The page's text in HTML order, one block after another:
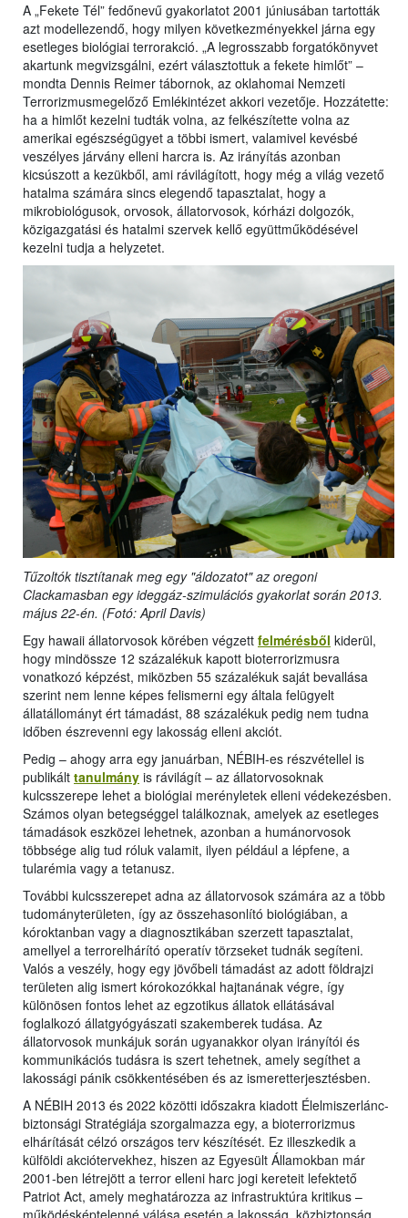
A „Fekete Tél” fedőnevű gyakorlatot 2001 júniusában tartották
azt modellezendő, hogy milyen következményekkel járna egy
esetleges biológiai terrorakció. „A legrosszabb forgatókönyvet
akartunk megvizsgálni, ezért választottuk a fekete himlőt” –
mondta Dennis Reimer tábornok, az oklahomai Nemzeti
Terrorizmusmegelőző Emlékintézet akkori vezetője. Hozzátette:
ha a himlőt kezelni tudták volna, az felkészítette volna az
amerikai egészségügyet a többi ismert, valamivel kevésbé
veszélyes járvány elleni harcra is. Az irányítás azonban
kicsúszott a kezükből, ami rávilágított, hogy még a világ vezető
hatalma számára sincs elegendő tapasztalat, hogy a
mikrobiológusok, orvosok, állatorvosok, kórházi dolgozók,
közigazgatási és hatalmi szervek kellő együttműködésével
kezelni tudja a helyzetet.
Tűzoltók tisztítanak meg egy "áldozatot" az oregoni
Clackamasban egy ideggáz-szimulációs gyakorlat során 2013.
május 22-én. (Fotó: April Davis)
Egy hawaii állatorvosok körében végzett felmérésből kiderül,
hogy mindössze 12 százalékuk kapott bioterrorizmusra
vonatkozó képzést, miközben 55 százalékuk saját bevallása
szerint nem lenne képes felismerni egy általa felügyelt
állatállományt ért támadást, 88 százalékuk pedig nem tudna
időben észrevenni egy lakosság elleni akciót.
Pedig – ahogy arra egy januárban, NÉBIH-es részvétellel is
publikált tanulmány is rávilágít – az állatorvosoknak
kulcsszerepe lehet a biológiai merényletek elleni védekezésben.
Számos olyan betegséggel találkoznak, amelyek az esetleges
támadások eszközei lehetnek, azonban a humánorvosok
többsége alig tud róluk valamit, ilyen például a lépfene, a
tularémia vagy a tetanusz.
További kulcsszerepet adna az állatorvosok számára az a több
tudományterületen, így az összehasonlító biológiában, a
kóroktanban vagy a diagnosztikában szerzett tapasztalat,
amellyel a terrorelhárító operatív törzseket tudnák segíteni.
Valós a veszély, hogy egy jövőbeli támadást az adott földrajzi
területen alig ismert kórokozókkal hajtanának végre, így
különösen fontos lehet az egzotikus állatok ellátásával
foglalkozó állatgyógyászati szakemberek tudása. Az
állatorvosok munkájuk során ugyanakkor olyan irányítói és
kommunikációs tudásra is szert tehetnek, amely segíthet a
lakossági pánik csökkentésében és az ismeretterjesztésben.
A NÉBIH 2013 és 2022 közötti időszakra kiadott Élelmiszerlánc-
biztonsági Stratégiája szorgalmazza egy, a bioterrorizmus
elhárítását célzó országos terv készítését. Ez illeszkedik a
külföldi akciótervekhez, hiszen az Egyesült Államokban már
2001-ben létrejött a terror elleni harc jogi kereteit lefektető
Patriot Act, amely meghatározza az infrastruktúra kritikus –